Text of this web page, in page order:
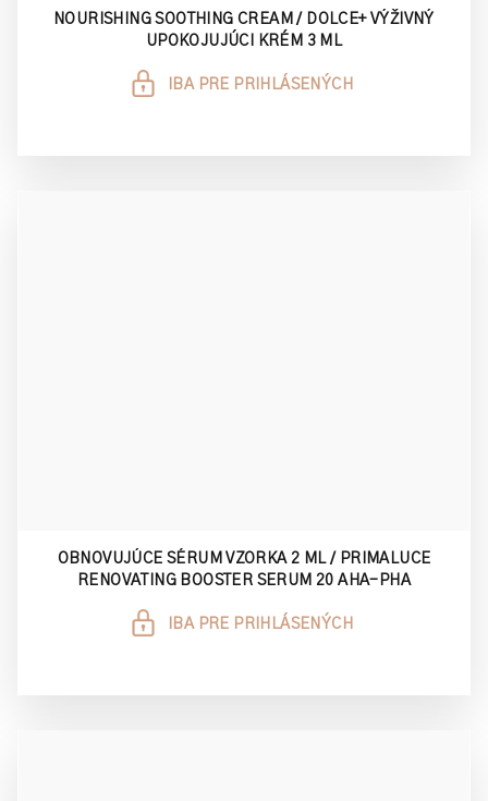
NOURISHING SOOTHING CREAM / DOLCE+ VÝŽIVNÝ
UPOKOJUJÚCI KRÉM 3 ML
IBA PRE PRIHLÁSENÝCH
OBNOVUJÚCE SÉRUM VZORKA 2 ML / PRIMALUCE
RENOVATING BOOSTER SERUM 20 AHA-PHA
IBA PRE PRIHLÁSENÝCH